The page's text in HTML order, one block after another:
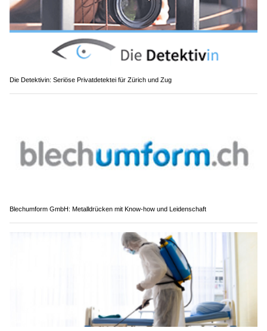
Die Detektivin: Seriöse Privatdetektei für Zürich und Zug
Blechumform GmbH: Metalldrücken mit Know-how und Leidenschaft